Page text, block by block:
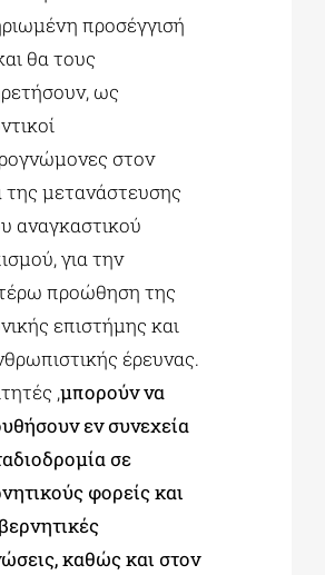
προσέγγισή
θα τους
ως
στον
της μετανάστευσης
αναγκαστικού
για την
προώθηση της
επιστήμης και
έρευνας.
,μπορούν να
εν συνεχεία
σε
φορείς και
καθώς και στον